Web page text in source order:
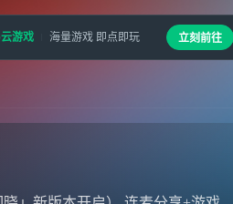
游戏 海量游戏 即点即玩 立刻前往